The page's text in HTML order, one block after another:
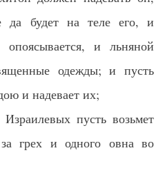
да будет на теле его, и
и льняной
одежды; и пусть
и надевает их;
пусть возьмет
грех и одного овна во